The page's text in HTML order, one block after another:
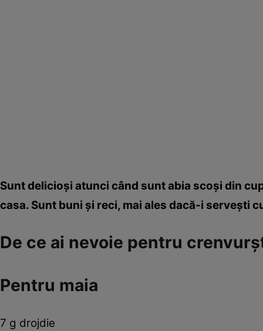
Sunt delicioşi atunci când sunt abia scoşi din
casa. Sunt buni şi reci, mai ales dacă-i serveşti
De ce ai nevoie pentru
Pentru maia
7 g drojdie